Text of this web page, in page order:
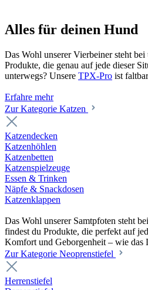
Alles für deinen Hund
Das Wohl unserer Vierbeiner steht
Produkte, die genau auf jede dieser
unterwegs? Unsere TPX-Pro ist
Erfahre mehr
Zur Kategorie Katzen
Katzendecken
Katzenhöhlen
Katzenbetten
Katzenspielzeuge
Essen & Trinken
Näpfe & Snackdosen
Katzenklappen
Das Wohl unserer Samtpfoten steht
findest du Produkte, die perfekt auf
Komfort und Geborgenheit – wie das
Zur Kategorie Neoprenstiefel
Herrenstiefel